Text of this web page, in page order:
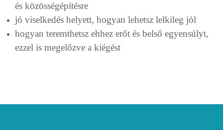
és közösségépítésre
jó viselkedés helyett, hogyan lehetsz lelkileg jól
hogyan teremthetsz ehhez erőt és belső egyensúlyt,
ezzel is megelőzve a kiégést